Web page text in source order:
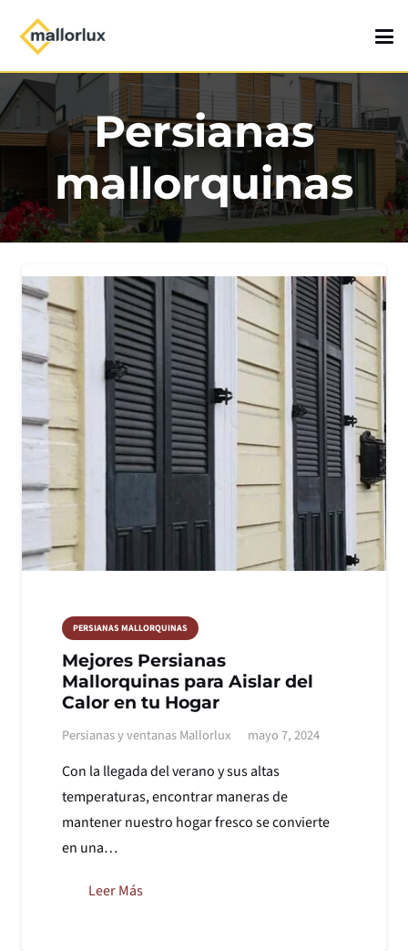
Persianas
mallorquinas
PERSIANAS MALLORQUINAS
Mejores Persianas
Mallorquinas para Aislar del
Calor en tu Hogar
Persianas y ventanas Mallorlux mayo 7, 2024
Con la llegada del verano y sus altas
temperaturas, encontrar maneras de
mantener nuestro hogar fresco se convierte
en una…
Leer Más